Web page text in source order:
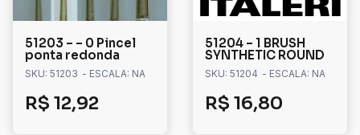
51203 – – 0 Pincel
ponta redonda
SKU: 51203 - ESCALA: NA
R$ 12,92
51204 – 1 BRUSH
SYNTHETIC ROUND
SKU: 51204 - ESCALA: NA
R$ 16,80